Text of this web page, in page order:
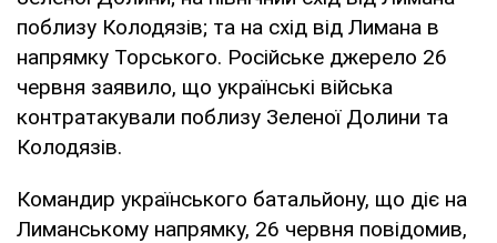
поблизу Колодязів; та на схід від Лимана в
напрямку Торського. Російське джерело 26
червня заявило, що українські війська
контратакували поблизу Зеленої Долини та
Колодязів.
Командир українського батальйону, що діє на
Лиманському напрямку, 26 червня повідомив,